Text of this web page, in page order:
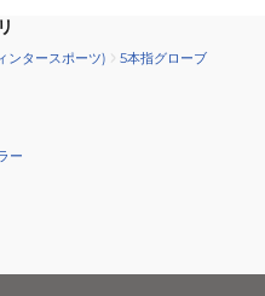
ンタースポーツ) 5本指グローブ
ー